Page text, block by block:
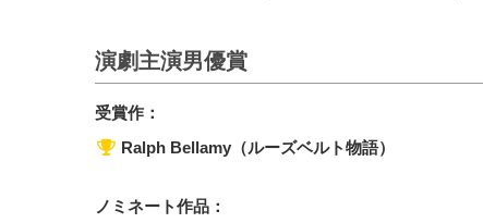
演劇主演男優賞
受賞作：
Ralph Bellamy（ルーズベルト物語）
ノミネート作品：